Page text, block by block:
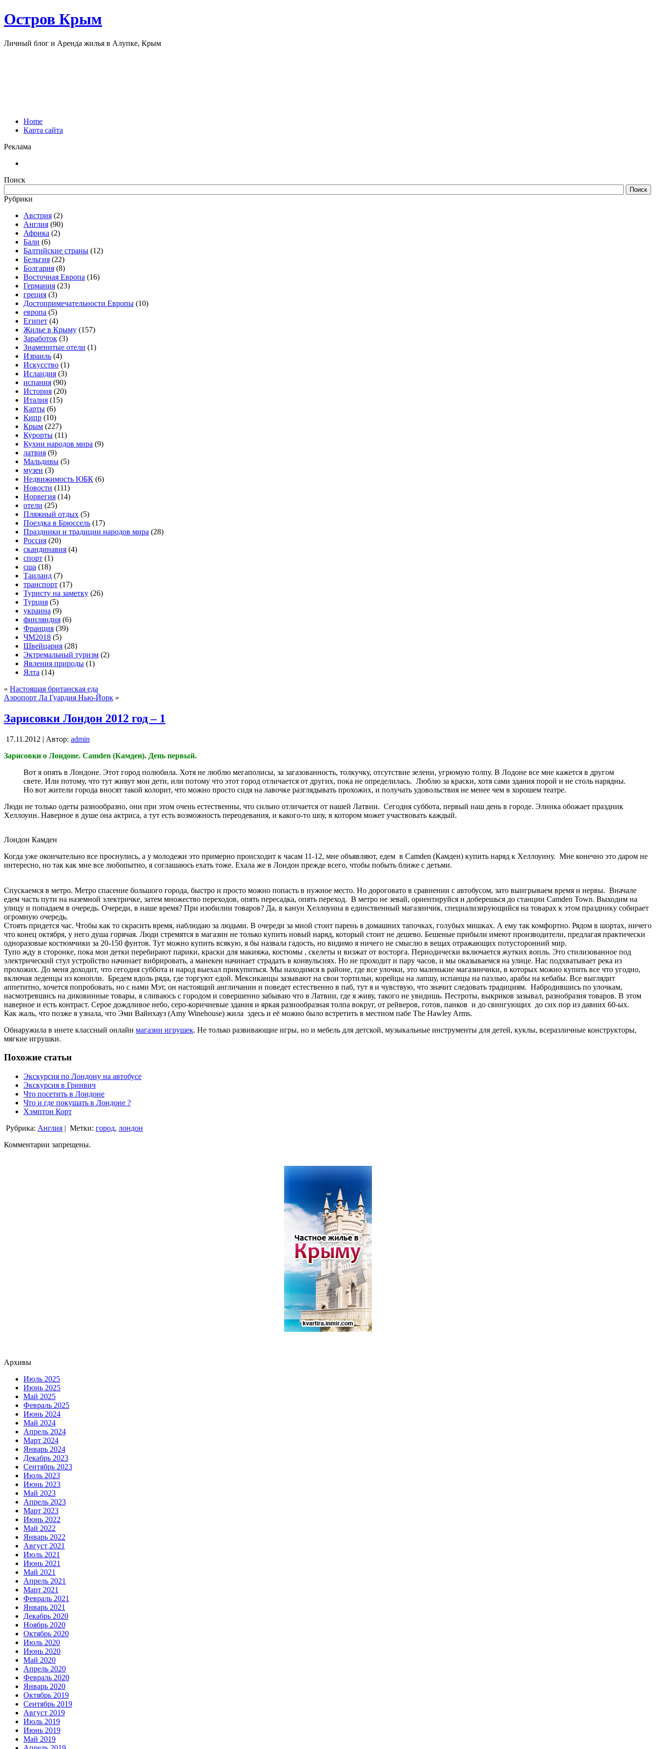
Остров Крым
Личный блог и Аренда жилья в Алупке, Крым
Home
Карта сайта
Реклама
Поиск
Рубрики
Австрия (2)
Англия (90)
Африка (2)
Бали (6)
Балтийские страны (12)
Бельгия (22)
Болгария (8)
Восточная Европа (16)
Германия (23)
греция (3)
Достопримечательности Европы (10)
европа (5)
Египет (4)
Жилье в Крыму (157)
Заработок (3)
Знаменитые отели (1)
Израиль (4)
Искусство (1)
Исландия (3)
испания (90)
История (20)
Италия (15)
Карты (6)
Кипр (10)
Крым (227)
Курорты (11)
Кухни народов мира (9)
латвия (9)
Мальдивы (5)
музеи (3)
Недвижимость ЮБК (6)
Новости (111)
Норвегия (14)
отели (25)
Пляжный отдых (5)
Поездка в Брюссель (17)
Праздники и традиции народов мира (28)
Россия (20)
скандинавия (4)
спорт (1)
сша (18)
Таиланд (7)
транспорт (17)
Туристу на заметку (26)
Турция (5)
украина (9)
финляндия (6)
Франция (39)
ЧМ2018 (5)
Швейцария (28)
Эктремальный туризм (2)
Явления природы (1)
Ялта (14)
« Настоящая британская еда
Аэропорт Ла Гуардия Нью-Йорк »
Зарисовки Лондон 2012 год – 1
17.11.2012 | Автор: admin
Зарисовки о Лондоне. Camden (Камден). День первый.
Вот я опять в Лондоне. Этот город полюбила. Хотя не люблю мегаполисы, за загазованность, толкучку, отсутствие зелени, угрюмую толпу. В Лодоне все мне кажется в другом
свете. Или потому, что тут живут мои дети, или потому что этот город отличается от других, пока не определилась. Люблю за краски, хотя сами здания порой и не столь нарядны.
Но вот жители города вносят такой колорит, что можно просто сидя на лавочке разглядывать прохожих, и получать удовольствия не менее чем в хорошем театре.
Люди не только одеты разнообразно, они при этом очень естественны, что сильно отличается от нашей Латвии. Сегодня суббота, первый наш день в городе. Элинка обожает праздник
Хеллоуин. Наверное в душе она актриса, а тут есть возможность переодевания, и какого-то шоу, в котором может участвовать каждый.
Лондон Камден
Когда уже окончательно все проснулись, а у молодежи это примерно происходит к часам 11-12, мне объявляют, едем в Camden (Камден) купить наряд к Хеллоуину. Мне конечно это даром не
интересно, но так как мне все любопытно, я соглашаюсь ехать тоже. Ехала же в Лондон прежде всего, чтобы побыть ближе с детьми.
Спускаемся в метро. Метро спасение большого города, быстро и просто можно попасть в нужное место. Но дороговато в сравнении с автобусом, зато выигрываем время и нервы. Вначале
едем часть пути на наземной электричке, затем множество переходов, опять пересадка, опять переход. В метро не зевай, ориентируйся и доберешься до станции Camden Town. Выходим на
улицу и попадаем в очередь. Очереди, в наше время? При изобилии товаров? Да, в канун Хеллоуина в единственный магазинчик, специализирующийся на товарах к этом празднику собирает
огромную очередь.
Стоять придется час. Чтобы как то скрасить время, наблюдаю за людьми. В очереди за мной стоит парень в домашних тапочках, голубых мишках. А ему так комфортно. Рядом в шортах, ничего
что конец октября, у него душа горячая. Люди стремятся в магазин не только купить новый наряд, который стоит не дешево. Бешеные прибыли имеют производители, предлагая практически
одноразовые костюмчики за 20-150 фунтов. Тут можно купить всякую, я бы назвала гадость, но видимо я ничего не смыслю в вещах отражающих потусторонний мир.
Тупо жду в сторонке, пока мои детки перебирают парики, краски для макияжа, костюмы , скелеты и визжат от восторга. Периодически включается жутких вопль. Это стилизованное под
электрический стул устройство начинает вибрировать, а манекен начинает страдать в конвульсиях. Но не проходит и пару часов, и мы оказываемся на улице. Нас подхватывает река из
прохожих. До меня доходит, что сегодня суббота и народ выехал прикупиться. Мы находимся в районе, где все улочки, это маленькие магазинчики, в которых можно купить все что угодно,
включая леденцы из конопли. Бредем вдоль ряда, где торгуют едой. Мексиканцы зазывают на свои тортильи, корейцы на лапшу, испанцы на паэлью, арабы на кебабы. Все выглядит
аппетитно, хочется попробовать, но с нами Мэт, он настоящий англичанин и поведет естественно в паб, тут я и чувствую, что значит следовать традициям. Набродившись по улочкам,
насмотревшись на диковинные товары, я сливаюсь с городом и совершенно забываю что в Латвии, где я живу, такого не увидишь. Пестроты, выкриков зазывал, разнобразия товаров. В этом
наверное и есть контраст. Серое дождливое небо, серо-коричневые здания и яркая разнообразная толпа вокруг, от рейверов, готов, панков и до свингующих до сих пор из давних 60-ых.
Как жаль, что позже я узнала, что Эми Вайнхауз (Amy Winehouse) жила здесь и её можно было встретить в местном пабе The Hawley Arms.
Обнаружила в инете классный онлайн магазин игрушек. Не только развивающие игры, но и мебель для детской, музыкальные инструменты для детей, куклы, всеразличные конструкторы,
мягкие игрушки.
Похожие статьи
Экскурсия по Лондону на автобусе
Экскурсия в Гринвич
Что посетить в Лондоне
Что и где покушать в Лондоне ?
Хэмптон Корт
Рубрика: Англия | Метки: город, лондон
Комментарии запрещены.
Архивы
Июль 2025
Июнь 2025
Май 2025
Февраль 2025
Июнь 2024
Май 2024
Апрель 2024
Март 2024
Январь 2024
Декабрь 2023
Сентябрь 2023
Июль 2023
Июнь 2023
Май 2023
Апрель 2023
Март 2023
Июнь 2022
Май 2022
Январь 2022
Август 2021
Июль 2021
Июнь 2021
Май 2021
Апрель 2021
Март 2021
Февраль 2021
Январь 2021
Декабрь 2020
Ноябрь 2020
Октябрь 2020
Июль 2020
Июнь 2020
Май 2020
Апрель 2020
Февраль 2020
Январь 2020
Октябрь 2019
Сентябрь 2019
Август 2019
Июль 2019
Июнь 2019
Май 2019